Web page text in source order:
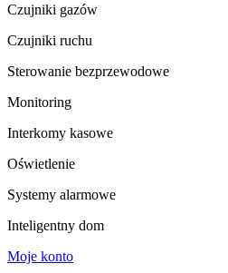
Czujniki gazów
Czujniki ruchu
Sterowanie bezprzewodowe
Monitoring
Interkomy kasowe
Oświetlenie
Systemy alarmowe
Inteligentny dom
Moje konto